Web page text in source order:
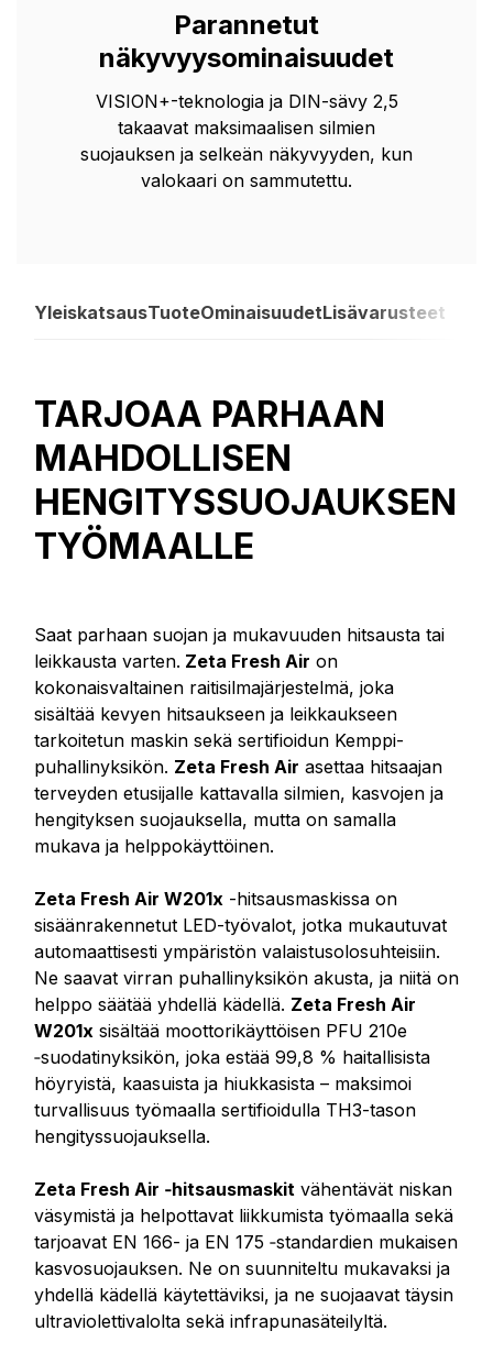
Parannetut
näkyvyysominaisuudet
VISION+-teknologia ja DIN-sävy 2,5
takaavat maksimaalisen silmien
suojauksen ja selkeän näkyvyyden, kun
valokaari on sammutettu.
YleiskatsausTuoteOminaisuudetLisävarusteet
TARJOAA PARHAAN
MAHDOLLISEN
HENGITYSSUOJAUKSEN
TYÖMAALLE
Saat parhaan suojan ja mukavuuden hitsausta tai
leikkausta varten. Zeta Fresh Air on
kokonaisvaltainen raitisilmajärjestelmä, joka
sisältää kevyen hitsaukseen ja leikkaukseen
tarkoitetun maskin sekä sertifioidun Kemppi-
puhallinyksikön. Zeta Fresh Air asettaa hitsaajan
terveyden etusijalle kattavalla silmien, kasvojen ja
hengityksen suojauksella, mutta on samalla
mukava ja helppokäyttöinen.
Zeta Fresh Air W201x -hitsausmaskissa on
sisäänrakennetut LED-työvalot, jotka mukautuvat
automaattisesti ympäristön valaistusolosuhteisiin.
Ne saavat virran puhallinyksikön akusta, ja niitä on
helppo säätää yhdellä kädellä. Zeta Fresh Air
W201x sisältää moottorikäyttöisen PFU 210e
‑suodatinyksikön, joka estää 99,8 % haitallisista
höyryistä, kaasuista ja hiukkasista – maksimoi
turvallisuus työmaalla sertifioidulla TH3-tason
hengityssuojauksella.
Zeta Fresh Air ‑hitsausmaskit vähentävät niskan
väsymistä ja helpottavat liikkumista työmaalla sekä
tarjoavat EN 166- ja EN 175 ‑standardien mukaisen
kasvosuojauksen. Ne on suunniteltu mukavaksi ja
yhdellä kädellä käytettäviksi, ja ne suojaavat täysin
ultraviolettivalolta sekä infrapunasäteilyltä.